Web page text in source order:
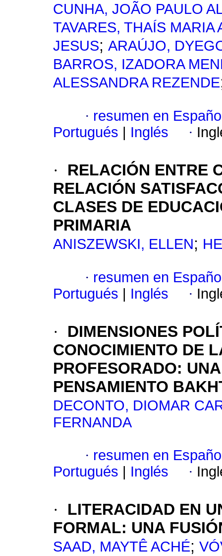
CUNHA, JOÃO PAULO
TAVARES, THAÍS MARIA
JESUS; ARAÚJO,
BARROS, IZADORA
ALESSANDRA REZENDE
· resumen en
Portugués
Inglés ·
·
RELACIÓN ENTRE
RELACIÓN
CLASES DE
PRIMARIA
ANISZEWSKI, ELLEN;
· resumen en
Portugués
Inglés ·
·
DIMENSIONES
CONOCIMIENTO DE
PROFESORADO:
PENSAMIENTO
DECONTO, DIOMAR
FERNANDA
· resumen en
Portugués
Inglés ·
·
LITERACIDAD EN
FORMAL: UNA
SAAD, MAYTÊ ACHÉ;